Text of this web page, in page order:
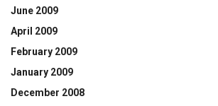
June 2009
April 2009
February 2009
January 2009
December 2008